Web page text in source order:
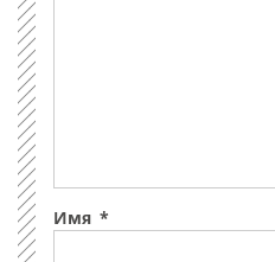
Имя *